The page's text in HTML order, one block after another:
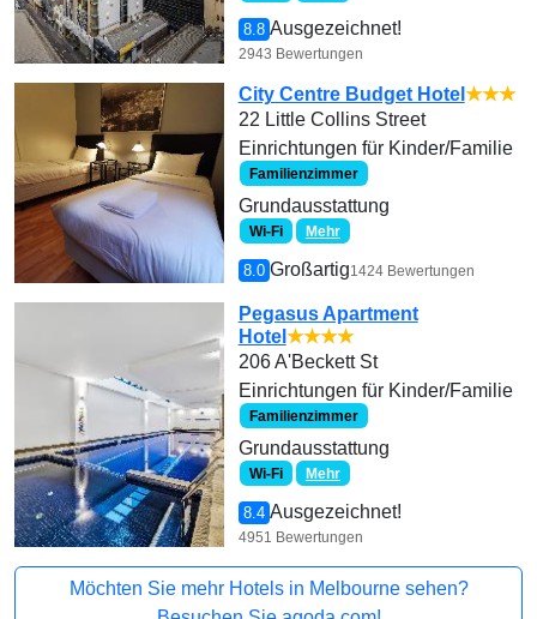
8.8 Ausgezeichnet!
2943 Bewertungen
City Centre Budget Hotel ★★★
22 Little Collins Street
Einrichtungen für Kinder/Familie
Familienzimmer
Grundausstattung
Wi-Fi Mehr
8.0 Großartig1424 Bewertungen
Pegasus Apartment
Hotel ★★★★
206 A'Beckett St
Einrichtungen für Kinder/Familie
Familienzimmer
Grundausstattung
Wi-Fi Mehr
8.4 Ausgezeichnet!
4951 Bewertungen
Möchten Sie mehr Hotels in Melbourne sehen?